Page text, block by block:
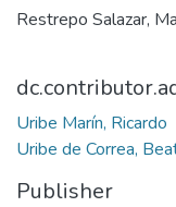
Restrepo Salazar,
Uribe Marín, Ricardo
Uribe de Correa,
Publisher